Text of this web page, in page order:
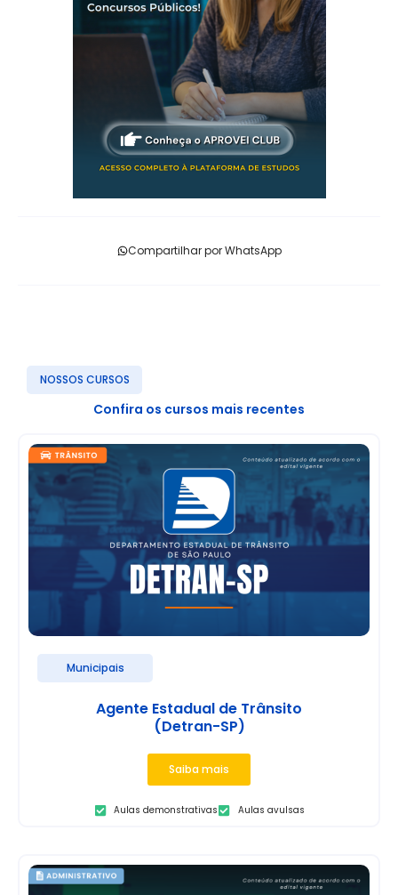
Compartilhar por WhatsApp
NOSSOS CURSOS
Confira os cursos mais recentes
Municipais
Agente Estadual de Trânsito
(Detran-SP)
Saiba mais
Aulas demonstrativas Aulas avulsas